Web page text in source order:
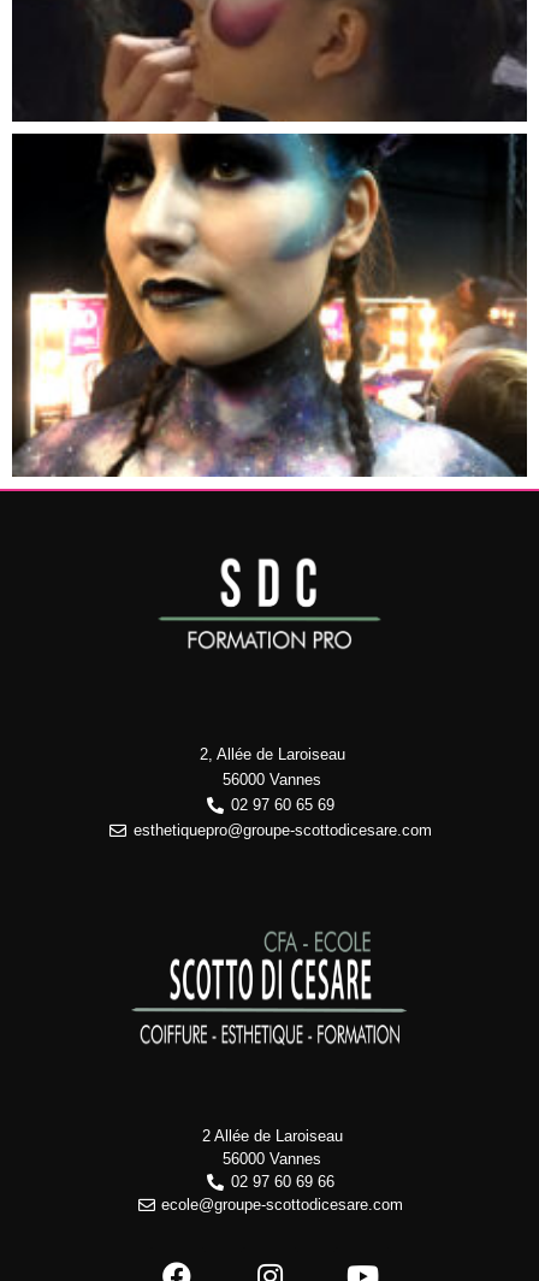
2, Allée de Laroiseau
56000 Vannes
02 97 60 65 69
esthetiquepro@groupe-scottodicesare.com
2 Allée de Laroiseau
56000 Vannes
02 97 60 69 66
ecole@groupe-scottodicesare.com